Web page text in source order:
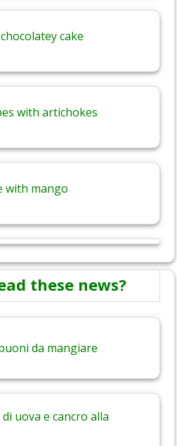
cake
with artichokes
with mango
these news?
da mangiare
uova e cancro alla